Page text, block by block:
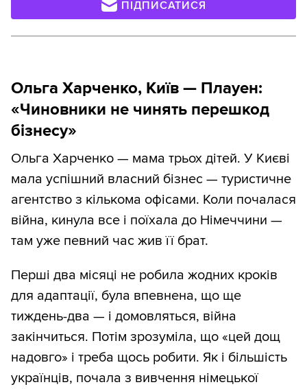
ПІДПИСАТИСЯ
Ольга Харченко, Київ — Плауен:
«Чиновники не чинять перешкод
бізнесу»
Ольга Харченко — мама трьох дітей. У Києві
мала успішний власний бізнес — туристичне
агентство з кількома офісами. Коли почалася
війна, кинула все і поїхала до Німеччини —
там уже певний час жив її брат.
Перші два місяці не робила жодних кроків
для адаптації, була впевнена, що ще
тиждень-два — і домовляться, війна
закінчиться. Потім зрозуміла, що «цей дощ
надовго» і треба щось робити. Як і більшість
українців, почала з вивчення німецької